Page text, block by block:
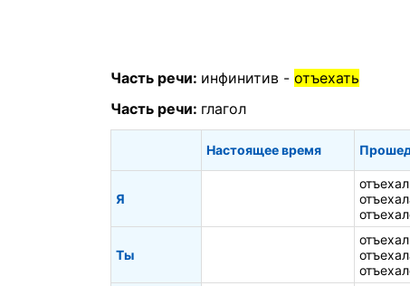
Часть речи: инфинитив - отъехать
Часть речи: глагол
Настоящее время
Я
отъехал
Ты
отъехал